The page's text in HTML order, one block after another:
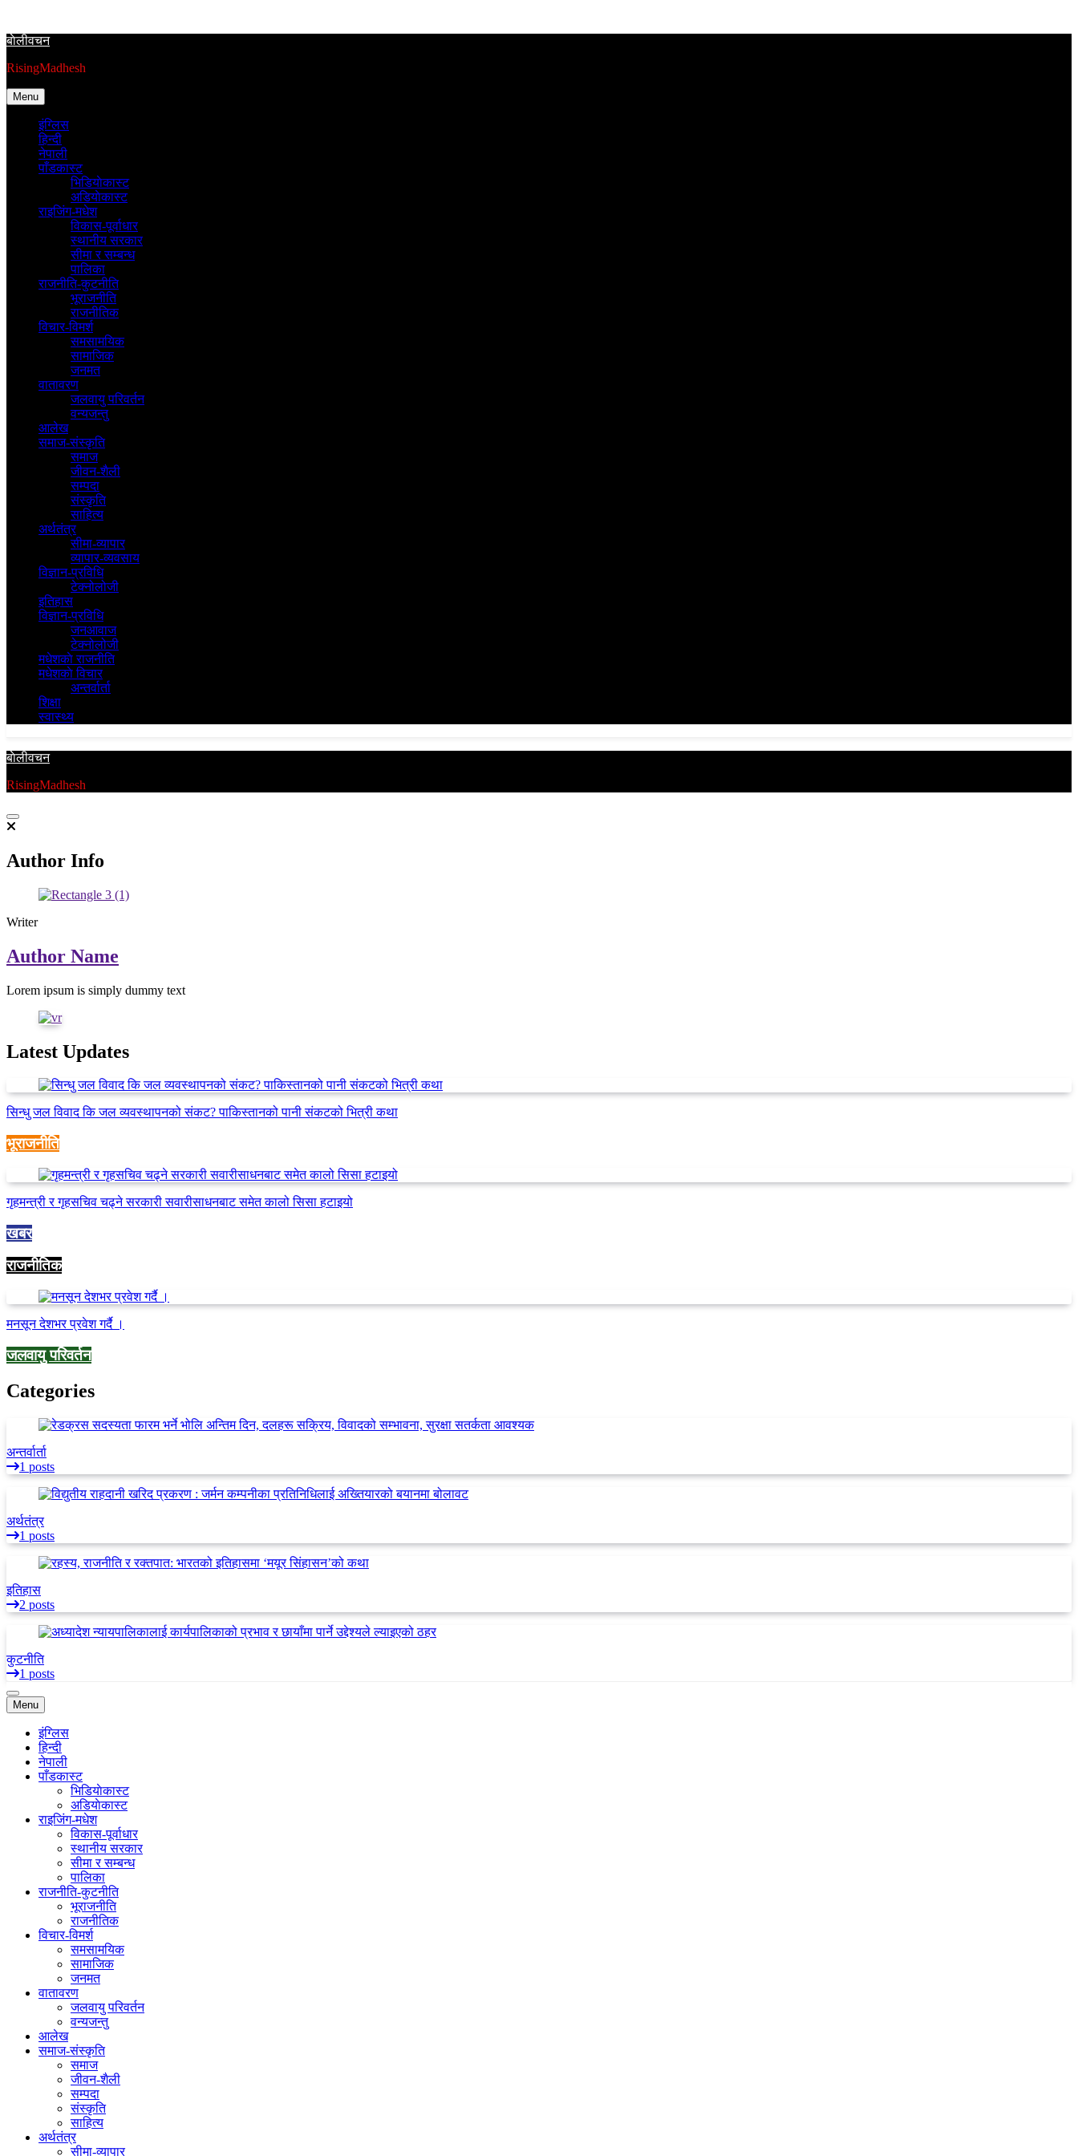
content
बाेलीवचन
RisingMadhesh
Menu
इंग्लिस
हिन्दी
नेपाली
पाँडकास्ट
भिडियाेकास्ट
अडियाेकास्ट
राइजिंग-मधेश
विकास-पूर्वाधार
स्थानीय सरकार
सीमा र सम्बन्ध
पालिका
राजनीति-कुटनीति
भूराजनीति
राजनीतिक
विचार-विमर्श
समसामयिक
सामाजिक
जनमत
वातावरण
जलवायु परिवर्तन
वन्यजन्तु
आलेख
समाज-संस्कृति
समाज
जीवन-शैली
सम्पदा
संस्कृति
साहित्य
अर्थतंत्र
सीमा-व्यापार
व्यापार-व्यवसाय
विज्ञान-प्रविधि
टेक्नोलोजी
इतिहास
विज्ञान-प्रविधि
जनआवाज
टेक्नोलोजी
मधेशकाे राजनीति
मधेशकाे विचार
अन्तर्वार्ता
शिक्षा
स्वास्थ्य
बाेलीवचन
RisingMadhesh
Author Info
Writer
Author Name
Lorem ipsum is simply dummy text
Latest Updates
सिन्धु जल विवाद कि जल व्यवस्थापनको संकट? पाकिस्तानको पानी संकटको भित्री कथा
भूराजनीति
गृहमन्त्री र गृहसचिव चढ्ने सरकारी सवारीसाधनबाट समेत कालो सिसा हटाइयो
खबर
राजनीतिक
मनसून देशभर प्रवेश गर्दै ।
जलवायु परिवर्तन
Categories
अन्तर्वार्ता
1 posts
अर्थतंत्र
1 posts
इतिहास
2 posts
कुटनीति
1 posts
Menu
इंग्लिस
हिन्दी
नेपाली
पाँडकास्ट
भिडियाेकास्ट
अडियाेकास्ट
राइजिंग-मधेश
विकास-पूर्वाधार
स्थानीय सरकार
सीमा र सम्बन्ध
पालिका
राजनीति-कुटनीति
भूराजनीति
राजनीतिक
विचार-विमर्श
समसामयिक
सामाजिक
जनमत
वातावरण
जलवायु परिवर्तन
वन्यजन्तु
आलेख
समाज-संस्कृति
समाज
जीवन-शैली
सम्पदा
संस्कृति
साहित्य
अर्थतंत्र
सीमा-व्यापार